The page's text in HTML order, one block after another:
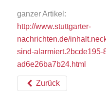
ganzer Artikel:
http://www.stuttgarter-
nachrichten.de/
sind-alarmiert.2bcde195-
ad6e26ba7b24.html
Zurück